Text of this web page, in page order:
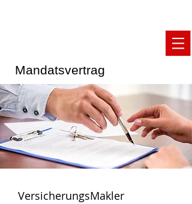
Mandatsvertrag
VersicherungsMakler